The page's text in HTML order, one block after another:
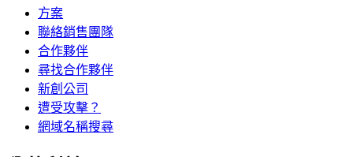
方案
聯絡銷售團隊
合作夥伴
尋找合作夥伴
新創公司
遭受攻擊？
網域名稱搜尋